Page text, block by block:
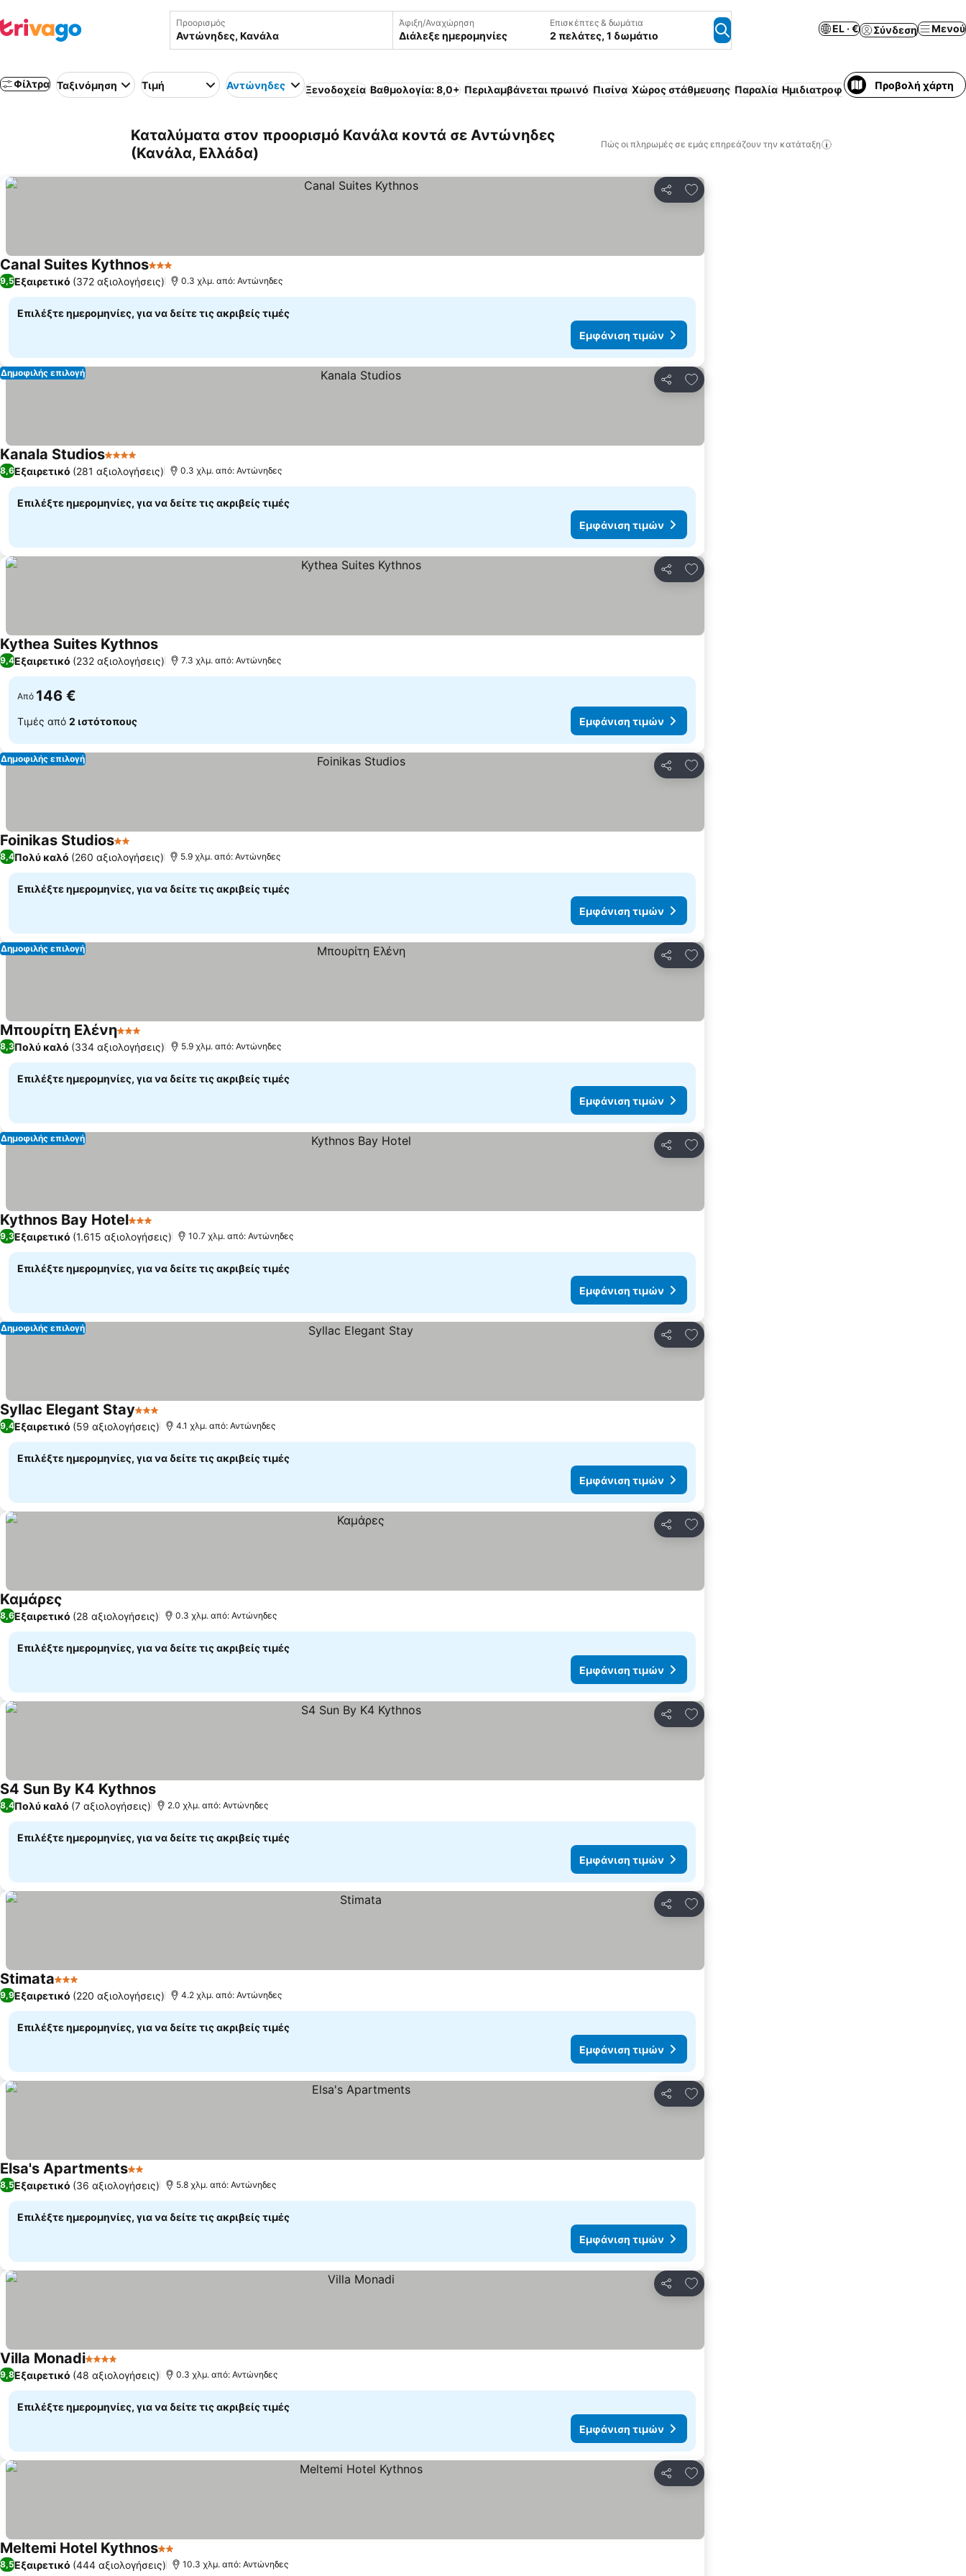
Προορισμός Άφιξη/Αναχώρηση
Διάλεξε ημερομηνίες
Επισκέπτες & δωμάτια
2 πελάτες, 1 δωμάτιο
EL · € Σύνδεση Μενού
Φίλτρα Ταξινόμηση Τιμή Αντώνηδες Ξενοδοχεία Βαθμολογία: 8,0+ Περιλαμβάνεται πρωινό Πισίνα Χώρος στάθμευσης Παραλία Ημιδιατροφή Επιπλωμένο
Προβολή χάρτη
Καταλύματα στον προορισμό Κανάλα κοντά σε Αντώνηδες
(Κανάλα, Ελλάδα)
Πώς οι πληρωμές σε εμάς επηρεάζουν την κατάταξη
Κοινοποίηση
Προσθήκη στα αγαπημένα
Canal Suites Kythnos3 ΑστέριαΕμφάνιση τιμών
9,5Εξαιρετικό (372 αξιολογήσεις) 0.3 χλμ. από: Αντώνηδες
Επιλέξτε ημερομηνίες, για να δείτε τις ακριβείς τιμές
Εμφάνιση τιμών
Κοινοποίηση
Προσθήκη στα αγαπημένα
Δημοφιλής επιλογή
Kanala Studios4 ΑστέριαΕμφάνιση τιμών
8,6Εξαιρετικό (281 αξιολογήσεις) 0.3 χλμ. από: Αντώνηδες
Επιλέξτε ημερομηνίες, για να δείτε τις ακριβείς τιμές
Εμφάνιση τιμών
Κοινοποίηση
Προσθήκη στα αγαπημένα
Kythea Suites KythnosΕμφάνιση τιμών
9,4Εξαιρετικό (232 αξιολογήσεις) 7.3 χλμ. από: Αντώνηδες
Από 146 €
Τιμές από 2 ιστότοπους Εμφάνιση τιμών
Κοινοποίηση
Προσθήκη στα αγαπημένα
Δημοφιλής επιλογή
Foinikas Studios2 ΑστέριαΕμφάνιση τιμών
8,4Πολύ καλό (260 αξιολογήσεις) 5.9 χλμ. από: Αντώνηδες
Επιλέξτε ημερομηνίες, για να δείτε τις ακριβείς τιμές
Εμφάνιση τιμών
Κοινοποίηση
Προσθήκη στα αγαπημένα
Δημοφιλής επιλογή
Μπουρίτη Ελένη3 ΑστέριαΕμφάνιση τιμών
8,3Πολύ καλό (334 αξιολογήσεις) 5.9 χλμ. από: Αντώνηδες
Επιλέξτε ημερομηνίες, για να δείτε τις ακριβείς τιμές
Εμφάνιση τιμών
Κοινοποίηση
Προσθήκη στα αγαπημένα
Δημοφιλής επιλογή
Kythnos Bay Hotel3 ΑστέριαΕμφάνιση τιμών
9,3Εξαιρετικό (1.615 αξιολογήσεις) 10.7 χλμ. από: Αντώνηδες
Επιλέξτε ημερομηνίες, για να δείτε τις ακριβείς τιμές
Εμφάνιση τιμών
Κοινοποίηση
Προσθήκη στα αγαπημένα
Δημοφιλής επιλογή
Syllac Elegant Stay3 ΑστέριαΕμφάνιση τιμών
9,4Εξαιρετικό (59 αξιολογήσεις) 4.1 χλμ. από: Αντώνηδες
Επιλέξτε ημερομηνίες, για να δείτε τις ακριβείς τιμές
Εμφάνιση τιμών
Κοινοποίηση
Προσθήκη στα αγαπημένα
Καμάρες
8,6Εξαιρετικό (28 αξιολογήσεις) 0.3 χλμ. από: Αντώνηδες
Επιλέξτε ημερομηνίες, για να δείτε τις ακριβείς τιμές
Εμφάνιση τιμών
Κοινοποίηση
Προσθήκη στα αγαπημένα
S4 Sun By K4 KythnosΕμφάνιση τιμών
8,4Πολύ καλό (7 αξιολογήσεις) 2.0 χλμ. από: Αντώνηδες
Επιλέξτε ημερομηνίες, για να δείτε τις ακριβείς τιμές
Εμφάνιση τιμών
Κοινοποίηση
Προσθήκη στα αγαπημένα
Stimata3 Αστέρια
9,9Εξαιρετικό (220 αξιολογήσεις) 4.2 χλμ. από: Αντώνηδες
Επιλέξτε ημερομηνίες, για να δείτε τις ακριβείς τιμές
Εμφάνιση τιμών
Κοινοποίηση
Προσθήκη στα αγαπημένα
Elsa's Apartments2 ΑστέριαΕμφάνιση τιμών
8,5Εξαιρετικό (36 αξιολογήσεις) 5.8 χλμ. από: Αντώνηδες
Επιλέξτε ημερομηνίες, για να δείτε τις ακριβείς τιμές
Εμφάνιση τιμών
Κοινοποίηση
Προσθήκη στα αγαπημένα
Villa Monadi4 ΑστέριαΕμφάνιση τιμών
9,8Εξαιρετικό (48 αξιολογήσεις) 0.3 χλμ. από: Αντώνηδες
Επιλέξτε ημερομηνίες, για να δείτε τις ακριβείς τιμές
Εμφάνιση τιμών
Κοινοποίηση
Προσθήκη στα αγαπημένα
Meltemi Hotel Kythnos2 Αστέρια
Εμφάνιση τιμών
8,5Εξαιρετικό (444 αξιολογήσεις) 10.3 χλμ. από: Αντώνηδες